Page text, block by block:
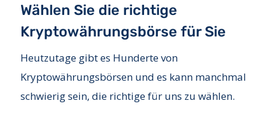
Wählen Sie die richtige
Kryptowährungsbörse für Sie
Heutzutage gibt es Hunderte von
Kryptowährungsbörsen und es kann manchmal
schwierig sein, die richtige für uns zu wählen.